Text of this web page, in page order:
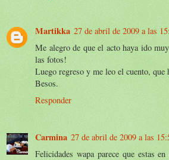
Martikka 27 de abril de 2009 a las
Me alegro de que el acto haya ido
las fotos!
Luego regreso y me leo el cuento, que
Besos.
Responder
Carmina 27 de abril de 2009 a las
Felicidades wapa parece que estas